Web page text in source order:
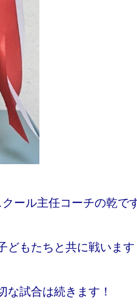
ール主任コーチの乾です
もたちと共に戦います
試合は続きます！